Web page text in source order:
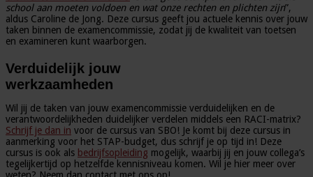
school aan moeten voldoen en wat onze rechten en plichten zijn”,
aldus Caroline de Jong. Deze cursus geeft jou actuele kennis over jouw
taken binnen de examencommissie, zodat jij de kwaliteit van toetsen
en examineren kunt waarborgen.
Verduidelijk jouw
werkzaamheden
Wil jij de taken van jouw examencommissie verduidelijken en de
verantwoordelijkheden duidelijker verdelen middels een RACI-matrix?
Schrijf je dan in voor de cursus van SBO! Je komt bij deze cursus in
aanmerking voor het STAP-budget, dus schrijf je op tijd in! Deze
cursus is ook als bedrijfsopleiding mogelijk, waarbij jij en jouw collega’s
tegelijkertijd op hetzelfde kennisniveau komen. Wil je hier meer over